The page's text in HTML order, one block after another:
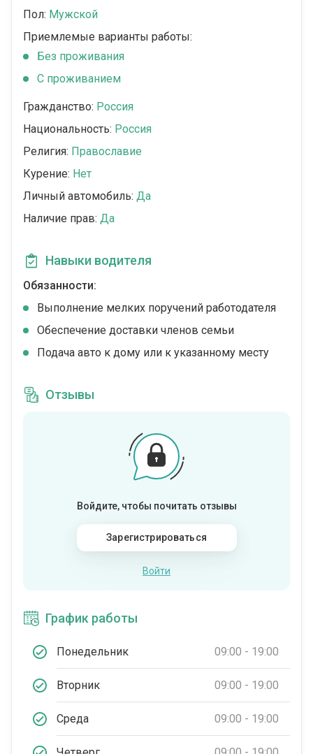
Пол: Мужской
Приемлемые варианты работы:
Без проживания
С проживанием
Гражданство: Россия
Национальность: Россия
Религия: Православие
Курение: Нет
Личный автомобиль: Да
Наличие прав: Да
Навыки водителя
Обязанности:
Выполнение мелких поручений работодателя
Обеспечение доставки членов семьи
Подача авто к дому или к указанному месту
Отзывы
Войдите, чтобы почитать отзывы
Зарегистрироваться
Войти
График работы
Понедельник 09:00 - 19:00
Вторник 09:00 - 19:00
Среда 09:00 - 19:00